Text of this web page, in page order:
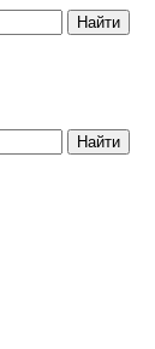
Найти
Найти